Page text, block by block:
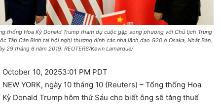
thống Hoa Kỳ Donald Trump tham dự cuộc gặp song phương với Chủ tịch Trung
Tập Cận Bình tại hội nghị thượng đỉnh các nhà lãnh đạo G20 ở Osaka, Nhật Bản,
29 tháng 6 năm 2019. REUTERS/Kevin Lamarque/
October 10, 20253:01 PM PDT
NEW YORK, ngày 10 tháng 10 (Reuters) – Tổng thống Hoa
Kỳ Donald Trump hôm thứ Sáu cho biết ông sẽ tăng thuế